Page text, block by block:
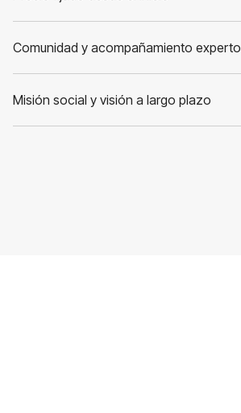
Comunidad y acompañamiento experto
Misión social y visión a largo plazo